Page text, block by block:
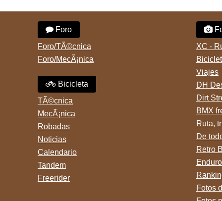
Foro
Foro/TÃ©cnica
Foro/MecÃ¡nica
Bicicleta
TÃ©cnica
MecÃ¡nica
Robadas
Noticias
Calendario
Tandem
Freerider
XC -
Viajes
DH
Dirt
BMX
Ruta,
De
Retro
Fotos